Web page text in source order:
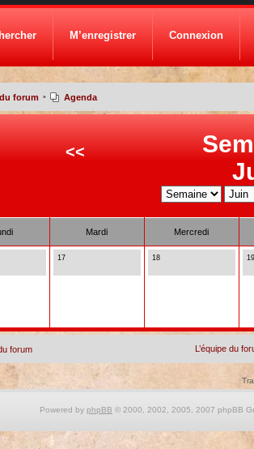
M’enregistrer Connexion
forum • Agenda
<<
Mardi Mercredi
17 18 19
forum L’équipe du
Powered by phpBB © 2000, 2002, 2005, 2007 phpBB